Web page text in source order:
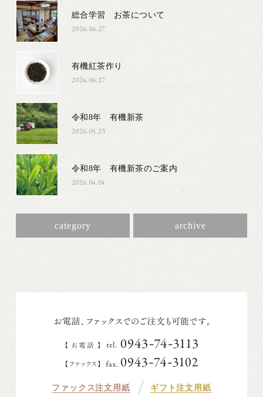
総合学習 お茶について
2026.06.27
有機紅茶作り
2026.06.27
令和8年 有機新茶
2026.05.23
令和8年 有機新茶のご案内
2026.04.04
category archive
ファックス注文用紙 ギフト注文用紙